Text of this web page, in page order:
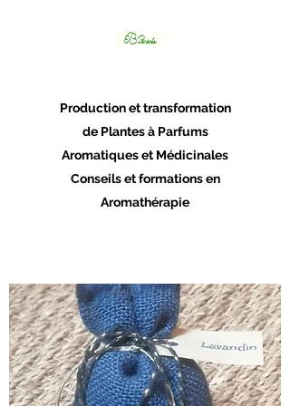
Production et transformation
de Plantes à Parfums
Aromatiques et Médicinales
Conseils et formations en
Aromathérapie